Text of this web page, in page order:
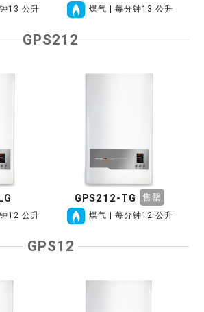
13 公升 煤气 | 每分钟13 公升
GPS212
12 公升
GPS212-TG 售罄
煤气 | 每分钟12 公升
GPS12